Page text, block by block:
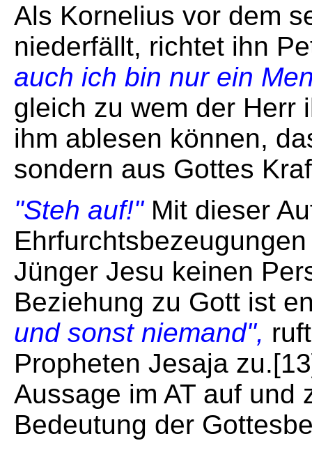
Als Kornelius vor dem
niederfällt, richtet ihn
auch ich bin nur ein
gleich zu wem der Herr
ihm ablesen können,
sondern aus Gottes
"Steh auf!" Mit dieser
Jünger Jesu keinen
Beziehung zu Gott ist
und sonst niemand",
Propheten Jesaja
Aussage im AT auf und
Bedeutung der